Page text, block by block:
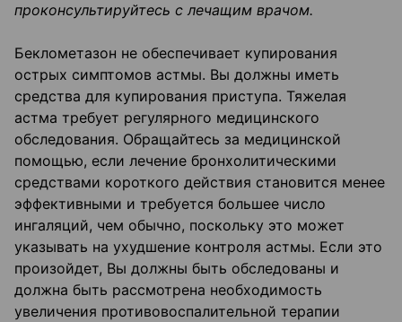
проконсультируйтесь с лечащим врачом.
Беклометазон не обеспечивает купирования
острых симптомов астмы. Вы должны иметь
средства для купирования приступа. Тяжелая
астма требует регулярного медицинского
обследования. Обращайтесь за медицинской
помощью, если лечение бронхолитическими
средствами короткого действия становится менее
эффективными и требуется большее число
ингаляций, чем обычно, поскольку это может
указывать на ухудшение контроля астмы. Если это
произойдет, Вы должны быть обследованы и
должна быть рассмотрена необходимость
увеличения противовоспалительной терапии